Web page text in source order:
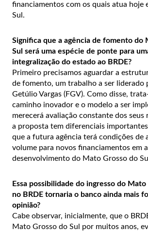
financiamentos com os quais atua hoje
Sul.
Significa que a agência de fomento do
Sul será uma espécie de ponte para
integralização do estado ao BRDE?
Primeiro precisamos aguardar a
de fomento, um trabalho a ser liderado
Getúlio Vargas (FGV). Como disse,
caminho inovador e o modelo a ser
merecerá avaliação constante dos seus
a proposta tem diferenciais
que a futura agência terá condições de
volume para novos financiamentos em
desenvolvimento do Mato Grosso do
Essa possibilidade do ingresso do Mato
no BRDE tornaria o banco ainda mais
opinião?
Cabe observar, inicialmente, que o
Mato Grosso do Sul por muitos anos,